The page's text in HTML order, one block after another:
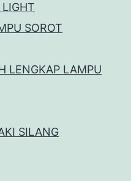
SOROT
LENGKAP LAMPU
SILANG